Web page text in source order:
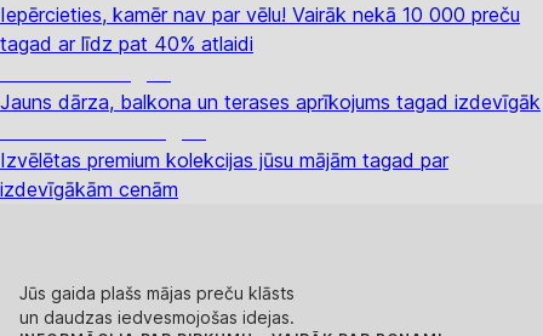
Iepērcieties, kamēr nav par vēlu! Vairāk nekā 10 000 preču
tagad ar līdz pat 40% atlaidi
Jauns dārza, balkona un terases aprīkojums tagad izdevīgāk
Izvēlētas premium kolekcijas jūsu mājām tagad par
izdevīgākām cenām
Jūs gaida plašs mājas preču klāsts
un daudzas iedvesmojošas idejas.